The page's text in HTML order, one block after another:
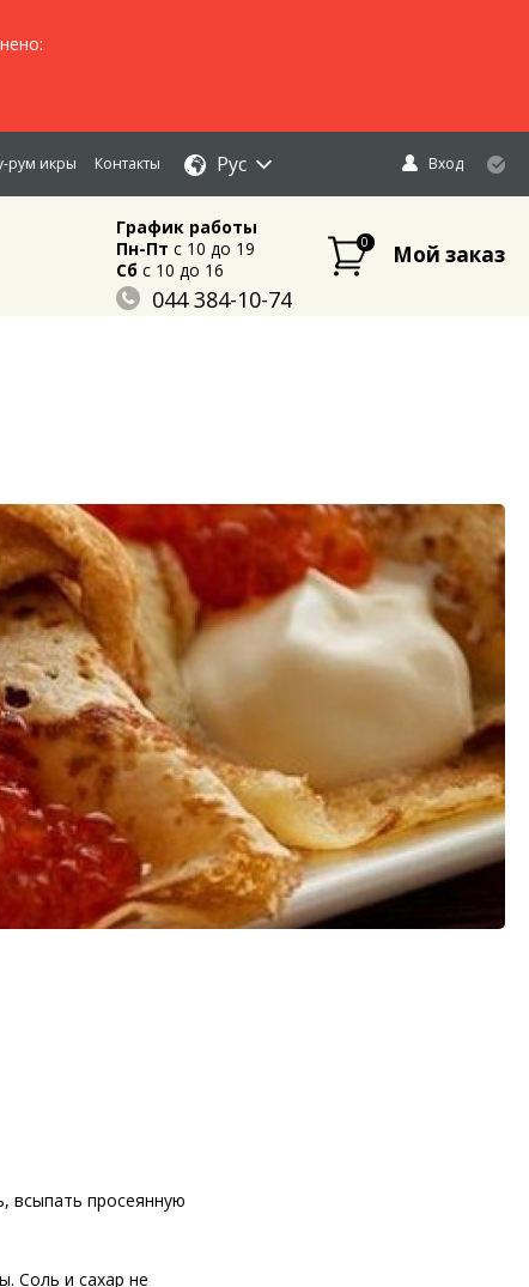
рум икры Контакты Рус Вход
График работы
Пн-Пт c 10 до 19
Сбc 10 до 16
044 384-10-74
0 Мой заказ
всыпать просеянную
Соль и сахар не